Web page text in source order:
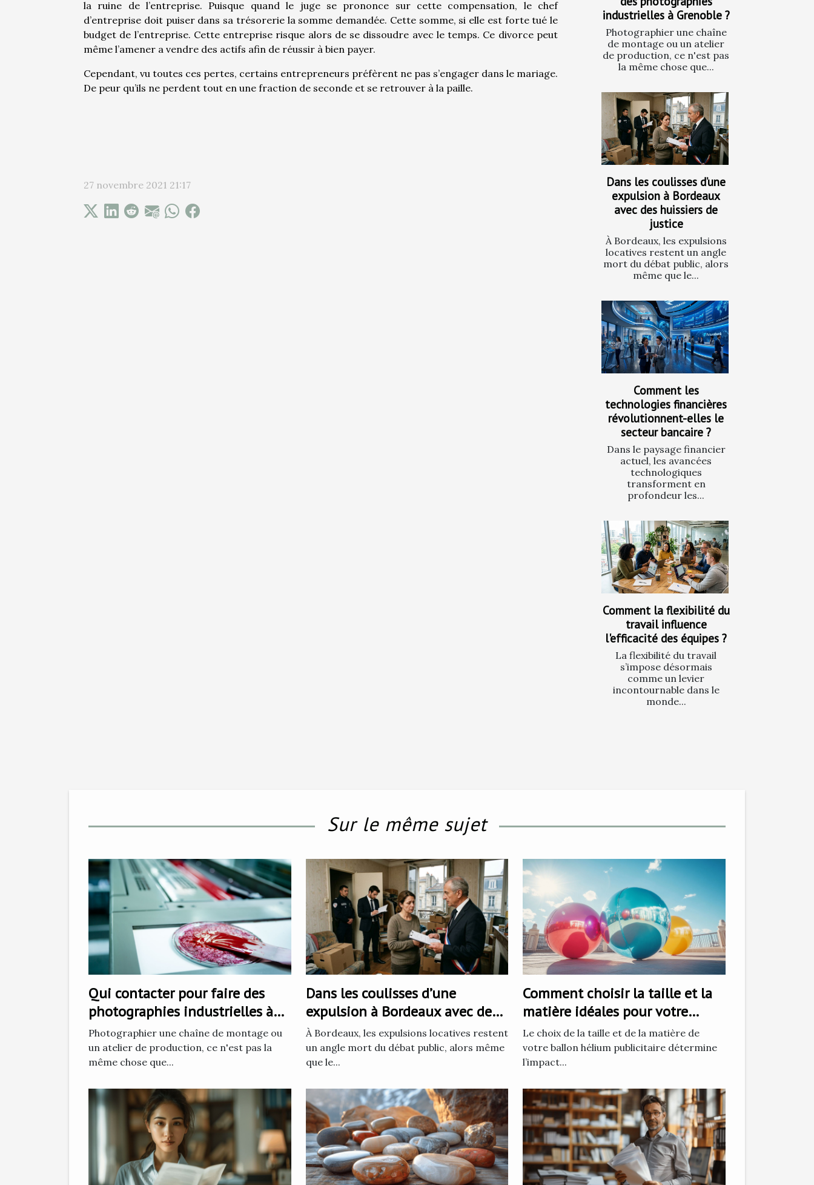
la ruine de l’entreprise. Puisque quand le juge se prononce sur cette compensation, le chef
d’entreprise doit puiser dans sa trésorerie la somme demandée. Cette somme, si elle est forte tué le
budget de l’entreprise. Cette entreprise risque alors de se dissoudre avec le temps. Ce divorce peut
même l’amener a vendre des actifs afin de réussir à bien payer.
Cependant, vu toutes ces pertes, certains entrepreneurs préfèrent ne pas s’engager dans le mariage.
De peur qu’ils ne perdent tout en une fraction de seconde et se retrouver à la paille.
27 novembre 2021 21:17
industrielles à Grenoble ?
Photographier une chaîne
de montage ou un atelier
de production, ce n'est pas
la même chose que...
Dans les coulisses d’une
expulsion à Bordeaux
avec des huissiers de
justice
À Bordeaux, les expulsions
locatives restent un angle
mort du débat public, alors
même que le...
Comment les
technologies financières
révolutionnent-elles le
secteur bancaire ?
Dans le paysage financier
actuel, les avancées
technologiques
transforment en
profondeur les...
Comment la flexibilité du
travail influence
l'efficacité des équipes ?
La flexibilité du travail
s’impose désormais
comme un levier
incontournable dans le
monde...
Sur le même sujet
Qui contacter pour faire des
photographies industrielles à
Grenoble ?
Photographier une chaîne de montage ou
un atelier de production, ce n'est pas la
même chose que...
Dans les coulisses d’une
expulsion à Bordeaux avec des
huissiers de justice
À Bordeaux, les expulsions locatives restent
un angle mort du débat public, alors même
que le...
Comment choisir la taille et la
matière idéales pour votre
ballon hélium publicitaire
Le choix de la taille et de la matière de
votre ballon hélium publicitaire détermine
l’impact...